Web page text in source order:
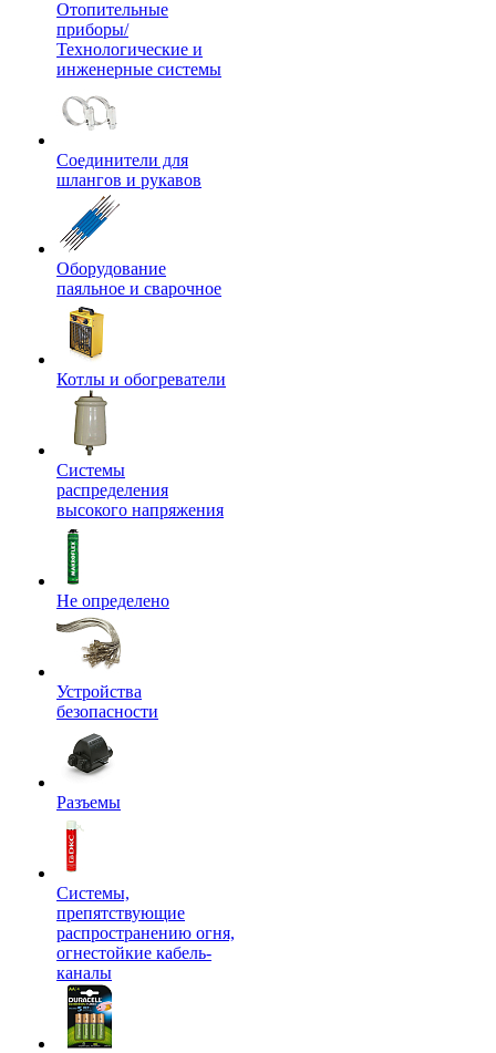
Отопительные
приборы/
Технологические и
инженерные системы
Соединители для
шлангов и рукавов
Оборудование
паяльное и сварочное
Котлы и обогреватели
Системы
распределения
высокого напряжения
Не определено
Устройства
безопасности
Разъемы
Системы,
препятствующие
распространению огня,
огнестойкие кабель-
каналы